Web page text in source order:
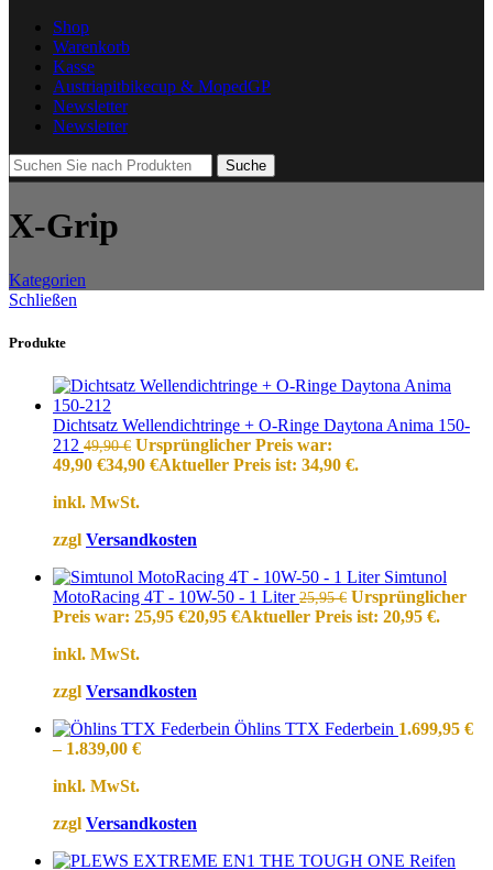
Shop
Warenkorb
Kasse
Austriapitbikecup & MopedGP
Newsletter
Newsletter
Suche
X-Grip
Kategorien
Schließen
Produkte
Dichtsatz Wellendichtringe + O-Ringe Daytona Anima 150-
212 49,90€ Ursprünglicher Preis war:
49,90 €34,90 €Aktueller Preis ist: 34,90 €.
inkl. MwSt.
zzgl Versandkosten
Simtunol
MotoRacing 4T - 10W-50 - 1 Liter25,95€ Ursprünglicher
Preis war: 25,95 €20,95 €Aktueller Preis ist: 20,95 €.
inkl. MwSt.
zzgl Versandkosten
Öhlins TTX Federbein 1.699,95 €
– 1.839,00 €
inkl. MwSt.
zzgl Versandkosten